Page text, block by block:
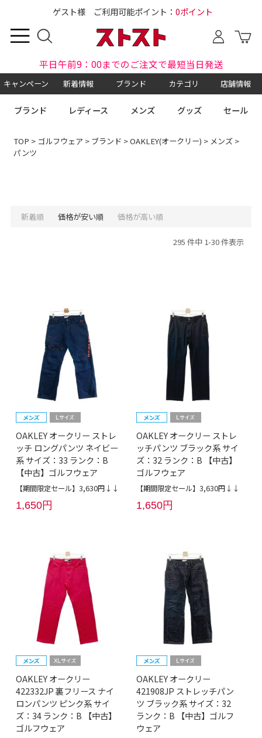
ゲスト様 ご利用可能ポイント： 0ポイント
平日午前9：00までのご注文で最短当日発送
キャンペーン 新着情報 ブランド カテゴリ 店舗情報
ブランド レディース メンズ グッズ セール
TOP > ゴルフウェア > ブランド >OAKLEY(オークリー) > メンズ>
パンツ
新着順 価格が安い順 価格が高い順
295 件中 1-30 件表示
OAKLEY オークリー ストレ
ッチ ロングパンツ ネイビー
系 サイズ：33 ランク：B
【中古】ゴルフウェア
【期間限定セール】3,630円↓↓
1,650円
OAKLEY オークリー ストレ
ッチパンツ ブラック系 サイ
ズ：32 ランク：B 【中古】
ゴルフウェア
【期間限定セール】3,630円↓↓
1,650円
OAKLEY オークリー
422332JP 裏フリース ナイ
ロンパンツ ピンク系 サイ
ズ：34 ランク：B 【中古】
ゴルフウェア
OAKLEY オークリー
421908JP ストレッチパン
ツ ブラック系 サイズ：32
ランク：B 【中古】ゴルフ
ウェア